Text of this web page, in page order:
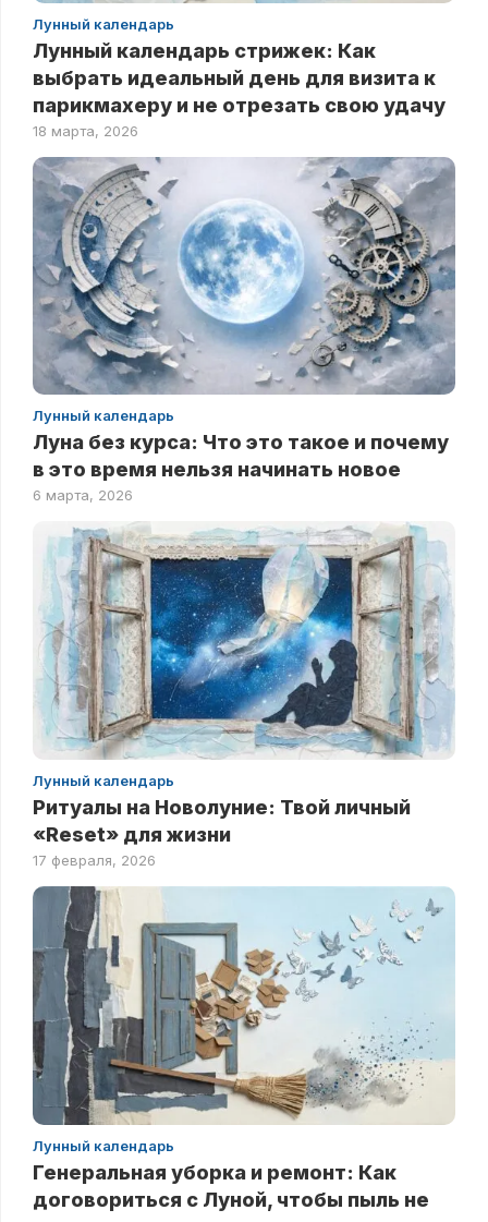
Лунный календарь
Лунный календарь стрижек: Как
выбрать идеальный день для визита к
парикмахеру и не отрезать свою удачу
18 марта, 2026
Лунный календарь
Луна без курса: Что это такое и почему
в это время нельзя начинать новое
6 марта, 2026
Лунный календарь
Ритуалы на Новолуние: Твой личный
«Reset» для жизни
17 февраля, 2026
Лунный календарь
Генеральная уборка и ремонт: Как
договориться с Луной, чтобы пыль не